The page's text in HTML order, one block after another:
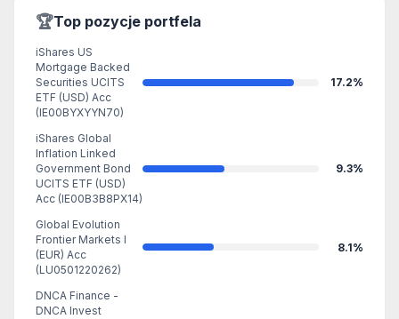
🏆Top pozycje portfela
iShares US
Mortgage Backed
Securities UCITS
ETF (USD) Acc
(IE00BYXYYN70)
17.2%
iShares Global
Inflation Linked
Government Bond
UCITS ETF (USD)
Acc (IE00B3B8PX14)
9.3%
Global Evolution
Frontier Markets I
(EUR) Acc
(LU0501220262)
8.1%
DNCA Finance -
DNCA Invest